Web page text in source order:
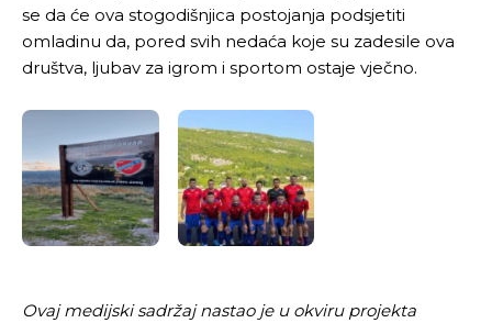
se da će ova stogodišnjica postojanja podsjetiti
omladinu da, pored svih nedaća koje su zadesile ova
društva, ljubav za igrom i sportom ostaje vječno.
Ovaj medijski sadržaj nastao je u okviru projekta